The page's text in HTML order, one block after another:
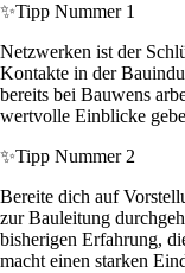
✨Tipp Nummer 1
Netzwerken ist der
Kontakte in der
bereits bei Bauwens
wertvolle Einblicke
✨Tipp Nummer 2
Bereite dich auf
zur Bauleitung
bisherigen Erfahrung,
macht einen starken